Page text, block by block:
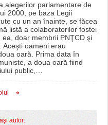
alegerilor parlamentare de
2000, pe baza Legii
cu un an înainte, se făcea
listă a colaboratorilor fostei
ea, doar membrii PNŢCD şi
Aceşti oameni erau
oară. Prima data în
a doua oară fiind
public,
autor: